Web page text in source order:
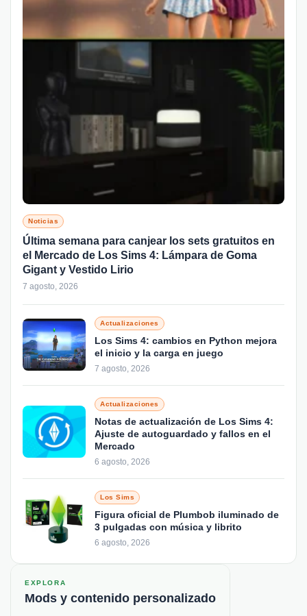
Noticias
Última semana para canjear los sets gratuitos en
el Mercado de Los Sims 4: Lámpara de Goma
Gigant y Vestido Lirio
7 agosto, 2026
Actualizaciones
Los Sims 4: cambios en Python mejora
el inicio y la carga en juego
7 agosto, 2026
Actualizaciones
Notas de actualización de Los Sims 4:
Ajuste de autoguardado y fallos en el
Mercado
6 agosto, 2026
Los Sims
Figura oficial de Plumbob iluminado de
3 pulgadas con música y librito
6 agosto, 2026
EXPLORA
Mods y contenido personalizado